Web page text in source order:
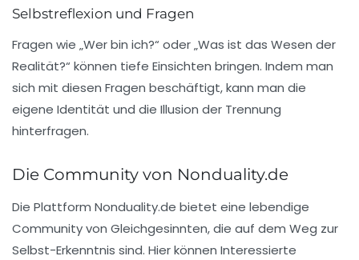
Selbstreflexion und Fragen
Fragen wie „Wer bin ich?“ oder „Was ist das Wesen der
Realität?“ können tiefe Einsichten bringen. Indem man
sich mit diesen Fragen beschäftigt, kann man die
eigene Identität und die Illusion der Trennung
hinterfragen.
Die Community von Nonduality.de
Die Plattform Nonduality.de bietet eine lebendige
Community von Gleichgesinnten, die auf dem Weg zur
Selbst-Erkenntnis sind. Hier können Interessierte